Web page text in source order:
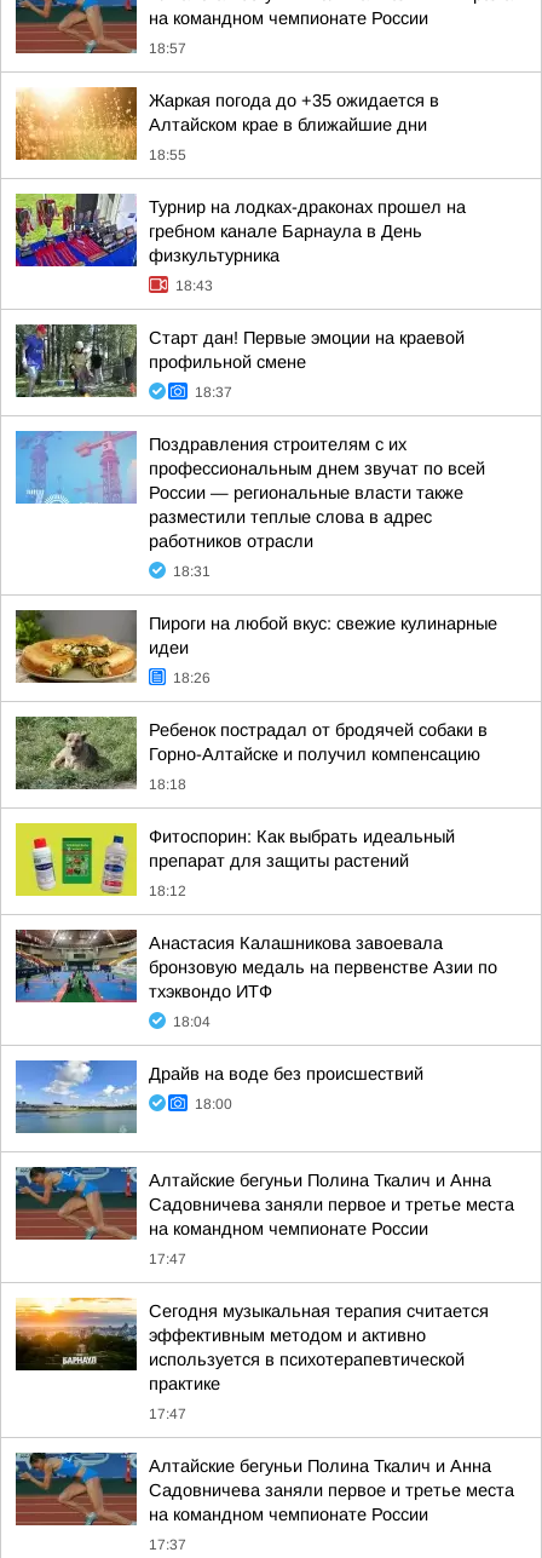
на командном чемпионате России
18:57
Жаркая погода до +35 ожидается в
Алтайском крае в ближайшие дни
18:55
Турнир на лодках-драконах прошел на
гребном канале Барнаула в День
физкультурника
18:43
Старт дан! Первые эмоции на краевой
профильной смене
18:37
Поздравления строителям с их
профессиональным днем звучат по всей
России — региональные власти также
разместили теплые слова в адрес
работников отрасли
18:31
Пироги на любой вкус: свежие кулинарные
идеи
18:26
Ребенок пострадал от бродячей собаки в
Горно-Алтайске и получил компенсацию
18:18
Фитоспорин: Как выбрать идеальный
препарат для защиты растений
18:12
Анастасия Калашникова завоевала
бронзовую медаль на первенстве Азии по
тхэквондо ИТФ
18:04
Драйв на воде без происшествий
18:00
Алтайские бегуньи Полина Ткалич и Анна
Садовничева заняли первое и третье места
на командном чемпионате России
17:47
Сегодня музыкальная терапия считается
эффективным методом и активно
используется в психотерапевтической
практике
17:47
Алтайские бегуньи Полина Ткалич и Анна
Садовничева заняли первое и третье места
на командном чемпионате России
17:37